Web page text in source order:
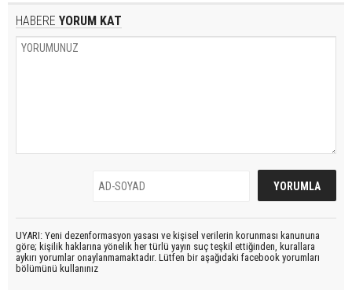
HABERE YORUM KAT
UYARI: Yeni dezenformasyon yasası ve kişisel verilerin korunması kanununa
göre; kişilik haklarına yönelik her türlü yayın suç teşkil ettiğinden, kurallara
aykırı yorumlar onaylanmamaktadır. Lütfen bir aşağıdaki facebook yorumları
bölümünü kullanınız